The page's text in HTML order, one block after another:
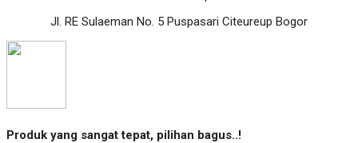
Jl. RE Sulaeman No. 5 Puspasari Citeureup Bogor
Produk yang sangat tepat, pilihan bagus..!